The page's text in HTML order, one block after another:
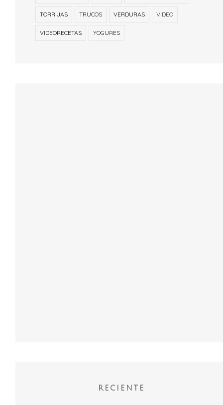
TORRIJAS TRUCOS VERDURAS VIDEO
VIDEORECETAS YOGURES
RECIENTE